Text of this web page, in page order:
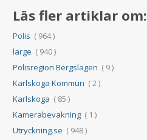
Läs fler artiklar om:
Polis ( 964 )
large ( 940 )
Polisregion Bergslagen ( 9 )
Karlskoga Kommun ( 2 )
Karlskoga ( 85 )
Kamerabevakning ( 1 )
Utryckning.se ( 948 )